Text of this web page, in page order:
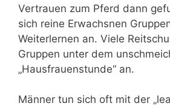
Vertrauen zum Pferd dann
sich reine Erwachsnen
Weiterlernen an. Viele
Gruppen unter dem
„Hausfrauenstunde“ an.
Männer tun sich oft mit der